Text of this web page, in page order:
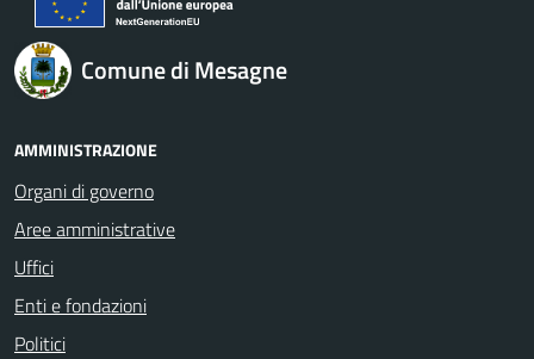
Comune di Mesagne
AMMINISTRAZIONE
Organi di governo
Aree amministrative
Uffici
Enti e fondazioni
Politici